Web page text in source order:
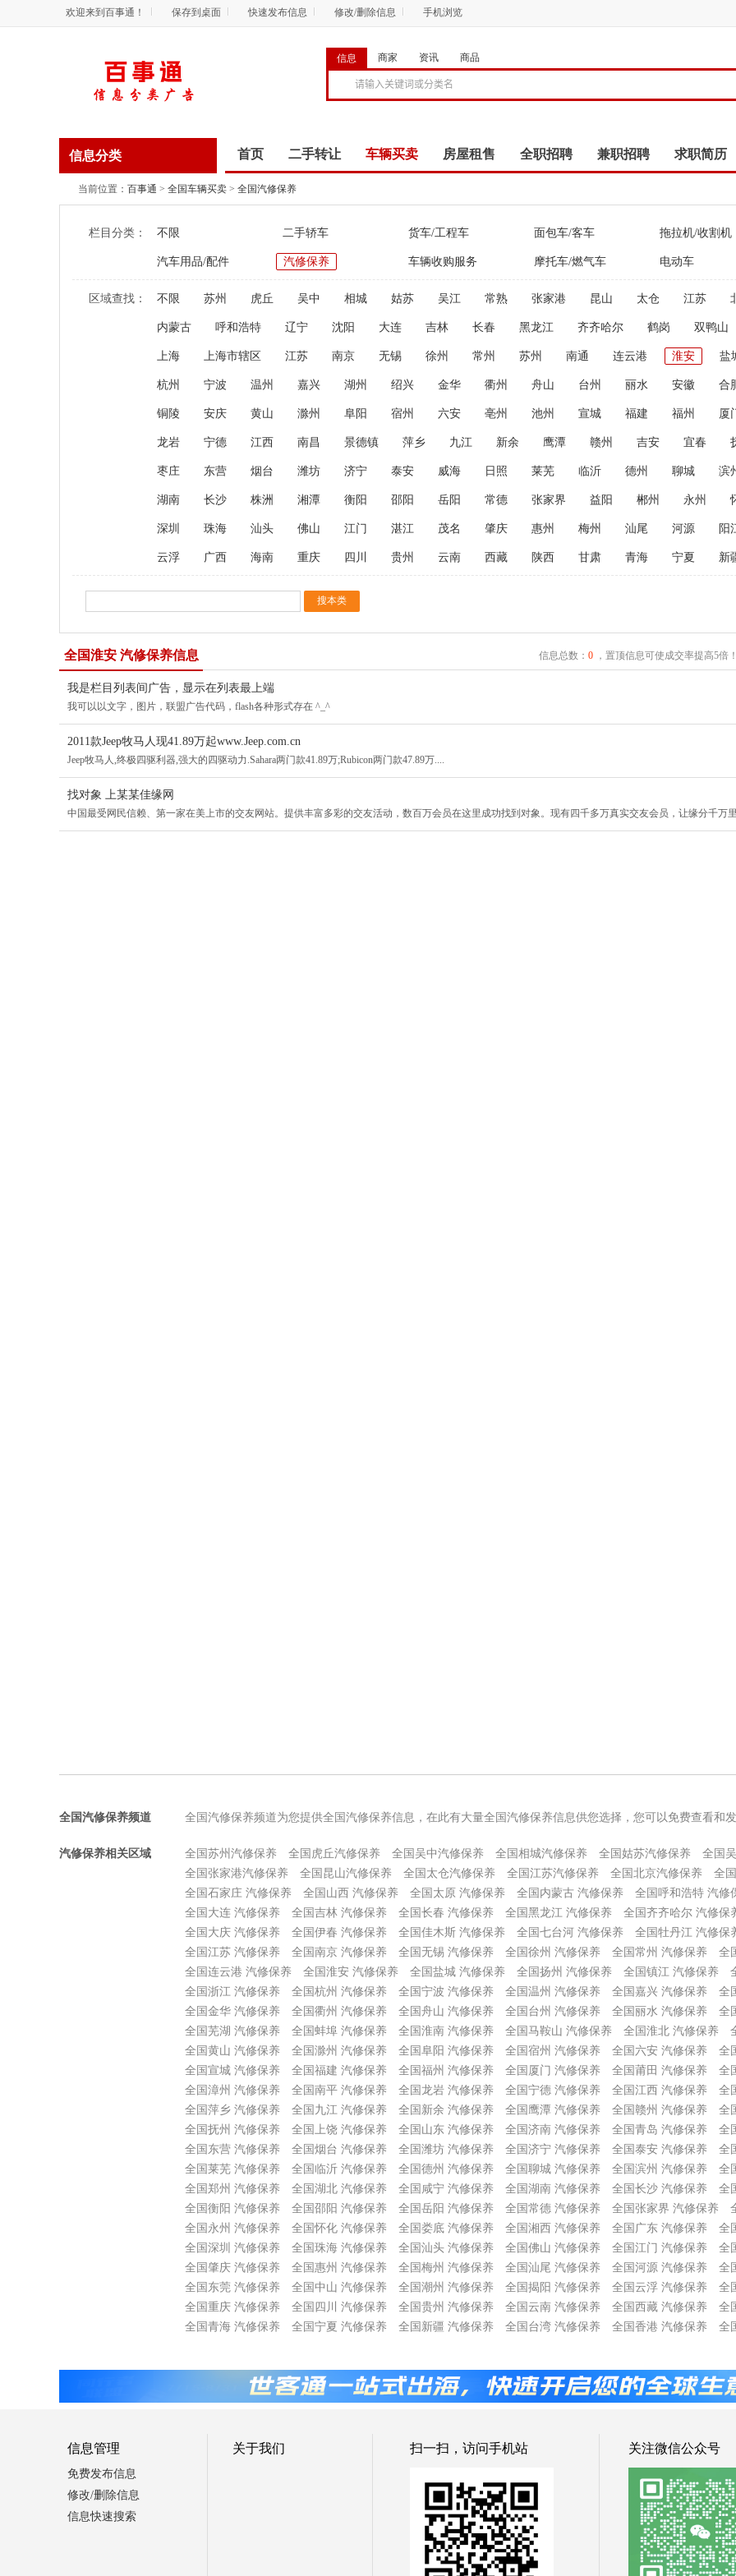
欢迎来到百事通！ 保存到桌面 快速发布信息 修改/删除信息 手机浏览
信息 商家 资讯 商品
信息分类 首页 二手转让 车辆买卖 房屋租售 全职招聘 兼职招聘 求职简历
商务服务
当前位置： 百事通 > 全国车辆买卖 > 全国汽修保养
栏目分类： 不限 二手轿车 货车/工程车 面包车/客车 拖拉机/收割机
汽车用品/配件 汽修保养 车辆收购服务 摩托车/燃气车 电动车
区域查找： 不限 苏州 虎丘 吴中 相城 姑苏 吴江 常熟 张家港 昆山 太仓 江苏
内蒙古 呼和浩特 辽宁 沈阳 大连 吉林 长春 黑龙江 齐齐哈尔 鹤岗 双鸭山
上海 上海市辖区 江苏 南京 无锡 徐州 常州 苏州 南通 连云港 淮安 盐
杭州 宁波 温州 嘉兴 湖州 绍兴 金华 衢州 舟山 台州 丽水 安徽 合
铜陵 安庆 黄山 滁州 阜阳 宿州 六安 亳州 池州 宣城 福建 福州 厦
龙岩 宁德 江西 南昌 景德镇 萍乡 九江 新余 鹰潭 赣州 吉安 宜春
枣庄 东营 烟台 潍坊 济宁 泰安 威海 日照 莱芜 临沂 德州 聊城 滨
湖南 长沙 株洲 湘潭 衡阳 邵阳 岳阳 常德 张家界 益阳 郴州 永州
深圳 珠海 汕头 佛山 江门 湛江 茂名 肇庆 惠州 梅州 汕尾 河源 阳
云浮 广西 海南 重庆 四川 贵州 云南 西藏 陕西 甘肃 青海 宁夏 新
全国淮安 汽修保养信息 信息总数： 0，置顶信息可使成交率提高5倍
我是栏目列表间广告，显示在列表最上端
我可以以文字，图片，联盟广告代码，flash各种形式存在 ^_^
2011款Jeep牧马人现41.89万起www.Jeep.com.cn
Jeep牧马人,终极四驱利器,强大的四驱动力.Sahara两门款41.89万;Rubicon两门款47.89万....
找对象 上某某佳缘网
中国最受网民信赖、第一家在美上市的交友网站。提供丰富多彩的交友活动，数百万会员在这里成功找到对象。现有四千多万真实交友会员，让缘分千万
全国汽修保养频道 全国汽修保养频道为您提供全国汽修保养信息，在此有大量全国汽修保养信息供您选择，您可以免费查看和
汽修保养相关区域 全国苏州汽修保养 全国虎丘汽修保养 全国吴中汽修保养 全国相城汽修保养 全国姑苏汽修保养
全国
全国张家港汽修保养
全国昆山汽修保养 全国太仓汽修保养 全国江苏汽修保养 全国北京汽修保养
全
全国石家庄 汽修保养
全国山西 汽修保养 全国太原 汽修保养 全国内蒙古 汽修保养
全国呼和浩特 汽修
全国大连 汽修保养
全国吉林 汽修保养 全国长春 汽修保养 全国黑龙江 汽修保养
全国齐齐哈尔 汽修保
全国大庆 汽修保养
全国伊春 汽修保养 全国佳木斯 汽修保养 全国七台河 汽修保养
全国牡丹江 汽修保
全国江苏 汽修保养
全国南京 汽修保养 全国无锡 汽修保养 全国徐州 汽修保养 全国常州 汽修保养
全
全国连云港 汽修保养
全国淮安 汽修保养 全国盐城 汽修保养 全国扬州 汽修保养 全国镇江 汽修保养
全国浙江 汽修保养
全国杭州 汽修保养 全国宁波 汽修保养 全国温州 汽修保养 全国嘉兴 汽修保养
全
全国金华 汽修保养
全国衢州 汽修保养 全国舟山 汽修保养 全国台州 汽修保养 全国丽水 汽修保养
全
全国芜湖 汽修保养
全国蚌埠 汽修保养 全国淮南 汽修保养 全国马鞍山 汽修保养 全国淮北 汽修保养
全国黄山 汽修保养
全国滁州 汽修保养 全国阜阳 汽修保养 全国宿州 汽修保养 全国六安 汽修保养
全
全国宣城 汽修保养
全国福建 汽修保养 全国福州 汽修保养 全国厦门 汽修保养 全国莆田 汽修保养
全
全国漳州 汽修保养
全国南平 汽修保养 全国龙岩 汽修保养 全国宁德 汽修保养 全国江西 汽修保养
全
全国萍乡 汽修保养
全国九江 汽修保养 全国新余 汽修保养 全国鹰潭 汽修保养 全国赣州 汽修保养
全
全国抚州 汽修保养
全国上饶 汽修保养 全国山东 汽修保养 全国济南 汽修保养 全国青岛 汽修保养
全
全国东营 汽修保养
全国烟台 汽修保养 全国潍坊 汽修保养 全国济宁 汽修保养 全国泰安 汽修保养
全
全国莱芜 汽修保养
全国临沂 汽修保养 全国德州 汽修保养 全国聊城 汽修保养 全国滨州 汽修保养
全
全国郑州 汽修保养
全国湖北 汽修保养 全国咸宁 汽修保养 全国湖南 汽修保养 全国长沙 汽修保养
全
全国衡阳 汽修保养
全国邵阳 汽修保养 全国岳阳 汽修保养 全国常德 汽修保养 全国张家界 汽修保养
全国永州 汽修保养
全国怀化 汽修保养 全国娄底 汽修保养 全国湘西 汽修保养 全国广东 汽修保养
全
全国深圳 汽修保养
全国珠海 汽修保养 全国汕头 汽修保养 全国佛山 汽修保养 全国江门 汽修保养
全
全国肇庆 汽修保养
全国惠州 汽修保养 全国梅州 汽修保养 全国汕尾 汽修保养 全国河源 汽修保养
全
全国东莞 汽修保养
全国中山 汽修保养 全国潮州 汽修保养 全国揭阳 汽修保养 全国云浮 汽修保养
全
全国重庆 汽修保养
全国四川 汽修保养 全国贵州 汽修保养 全国云南 汽修保养 全国西藏 汽修保养
全
全国青海 汽修保养
全国宁夏 汽修保养 全国新疆 汽修保养 全国台湾 汽修保养 全国香港 汽修保养 全
信息管理
免费发布信息
修改/删除信息
信息快速搜索
关于我们 扫一扫，访问手机站 关注微信公众号